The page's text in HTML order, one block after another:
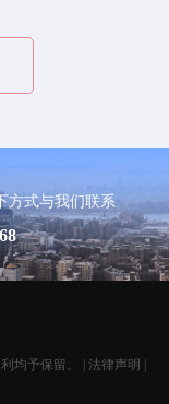
方式与我们联系
均予保留。 | 法律声明